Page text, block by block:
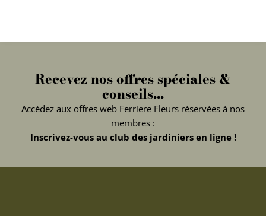
Recevez nos offres spéciales &
conseils...
Accédez aux offres web Ferriere Fleurs réservées à nos
membres :
Inscrivez-vous au club des jardiniers en ligne !